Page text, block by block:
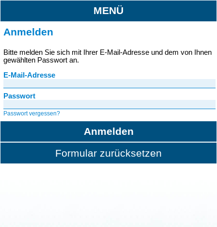
MENÜ
Anmelden
Bitte melden Sie sich mit Ihrer E-Mail-Adresse und dem von Ihnen
gewählten Passwort an.
E-Mail-Adresse
Passwort
Passwort vergessen?
Anmelden
Formular zurücksetzen